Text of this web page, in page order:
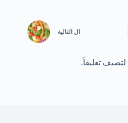
ال التالية
لتضيف تعليقاً.